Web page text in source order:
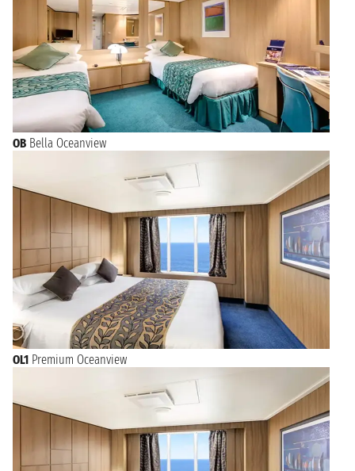
entdecken Sie die ikonischen Inseln wie Mykonos mit seinen
Windmühlen und dem lebhaften Nachtleben, Santorin mit
seinen atemberaubenden Klippendörfern und
Sonnenuntergängen, oder die grüne Oase Kretas. Jede Insel ist
ein einzigartiges Paradies mit eigenen Geschichten und
Schönheiten. Eine Kreuzfahrt ab Athen ist die ultimative
Möglichkeit, die Vielfalt Griechenlands zu erleben und
unvergessliche Momente unter der mediterranen Sonne zu
sammeln.
OB Bella Oceanview
OL1 Premium Oceanview